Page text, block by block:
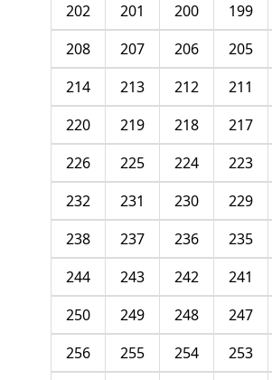
199
200
201
202
205
206
207
208
211
212
213
214
217
218
219
220
223
224
225
226
229
230
231
232
235
236
237
238
241
242
243
244
247
248
249
250
253
254
255
256